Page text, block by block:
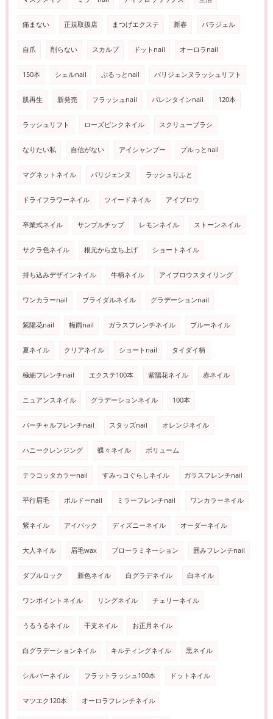
痛まない 正規取扱店 まつげエクステ 新春 パラジェル
自爪 削らない スカルプ ドットnail オーロラnail
150本 シェルnail ぷるっとnail パリジェンヌラッシュリフト
肌再生 新発売 フラッシュnail バレンタインnail 120本
ラッシュリフト ローズピンクネイル スクリューブラシ
なりたい私 自信がない アイシャンプー プルっとnail
マグネットネイル パリジェンヌ ラッシュりふと
ドライフラワーネイル ツイードネイル アイブロウ
卒業式ネイル サンプルチップ レモンネイル ストーンネイル
サクラ色ネイル 根元から立ち上げ ショートネイル
持ち込みデザインネイル 牛柄ネイル アイブロウスタイリング
ワンカラーnail ブライダルネイル グラデーションnail
紫陽花nail 梅雨nail ガラスフレンチネイル ブルーネイル
夏ネイル クリアネイル ショートnail タイダイ柄
極細フレンチnail エクステ100本 紫陽花ネイル 赤ネイル
ニュアンスネイル グラデーションネイル 100本
バーチャルフレンチnail スタッズnail オレンジネイル
ハニークレンジング 蝶々ネイル ボリューム
テラコッタカラーnail すみっコぐらしネイル ガラスフレンチnail
平行眉毛 ボルドーnail ミラーフレンチnail ワンカラーネイル
紫ネイル アイパック ディズニーネイル オーダーネイル
大人ネイル 眉毛wax ブローラミネーション 囲みフレンチnail
ダブルロック 新色ネイル 白グラデネイル 白ネイル
ワンポイントネイル リングネイル チェリーネイル
うるうるネイル 干支ネイル お正月ネイル
白グラデーションネイル キルティングネイル 黒ネイル
シルバーネイル フラットラッシュ100本 ドットネイル
マツエク120本 オーロラフレンチネイル